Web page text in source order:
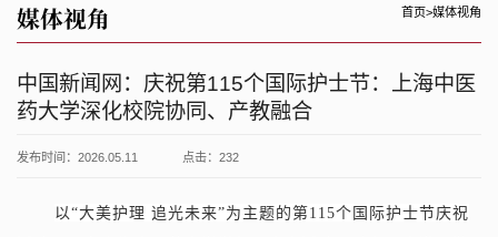
媒体视角 首页>媒体视角
中国新闻网：庆祝第115个国际护士节：上海中医
药大学深化校院协同、产教融合
发布时间：2026.05.11 点击： 232
以“大美护理 追光未来”为主题的第115个国际护士节庆祝